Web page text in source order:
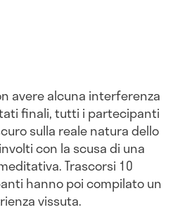
avere alcuna interferenza
finali, tutti i partecipanti
sulla reale natura dello
con la scusa di una
Trascorsi 10
hanno poi compilato un
vissuta.